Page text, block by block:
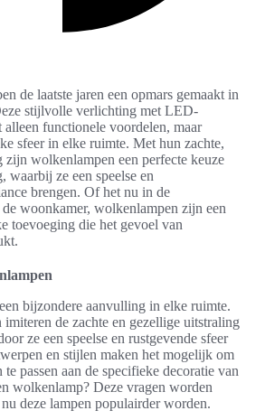
de laatste jaren een opmars gemaakt in
stijlvolle verlichting met LED-
functionele voordelen, maar
sfeer in elke ruimte. Met hun zachte,
zijn wolkenlampen een perfecte keuze
waarbij ze een speelse en
brengen. Of het nu in de
woonkamer, wolkenlampen zijn een
toevoeging die het gevoel van
bijzondere aanvulling in elke ruimte.
imiteren de zachte en gezellige uitstraling
ze een speelse en rustgevende sfeer
en stijlen maken het mogelijk om
passen aan de specifieke decoratie van
wolkenlamp? Deze vragen worden
deze lampen populairder worden.